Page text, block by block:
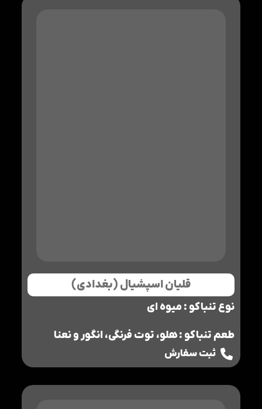
قلیان اسپشیال (بغدادی)
نوع تنباکو : میوه ای
طعم تنباکو : هلو، توت فرنگی، انگور و نعنا
ثبت سفارش